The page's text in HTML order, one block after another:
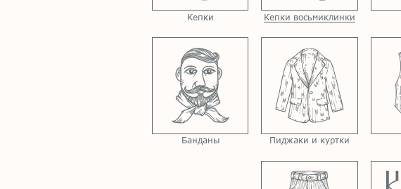
Кепки Кепки восьмиклинки
Банданы Пиджаки и куртки